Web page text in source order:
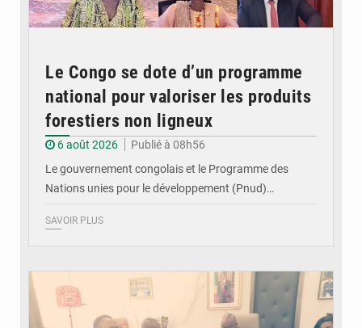
Le Congo se dote d’un programme
national pour valoriser les produits
forestiers non ligneux
6 août 2026
Publié à 08h56
Le gouvernement congolais et le Programme des
Nations unies pour le développement (Pnud)…
SAVOIR PLUS